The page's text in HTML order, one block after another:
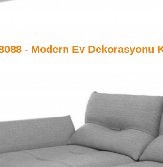
- Modern Ev Dekorasyonu